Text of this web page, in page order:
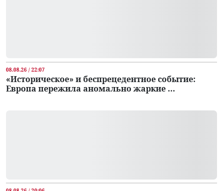
08.08.26 / 22:07
«Историческое» и беспрецедентное событие:
Европа пережила аномально жаркие ...